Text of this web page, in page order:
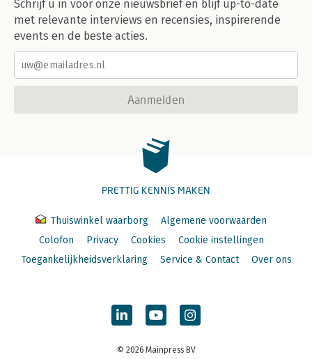
Schrijf u in voor onze nieuwsbrief en blijf up-to-date
met relevante interviews en recensies, inspirerende
events en de beste acties.
Aanmelden
PRETTIG KENNIS MAKEN
Thuiswinkel waarborg
Algemene voorwaarden
Colofon
Privacy Cookies
Cookie instellingen
Toegankelijkheidsverklaring
Service & Contact Over ons
© 2026 Mainpress BV